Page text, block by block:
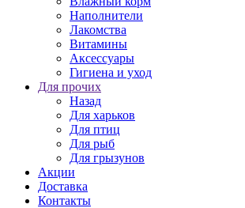
Наполнители
Лакомства
Витамины
Аксессуары
Гигиена и уход
Для прочих
Назад
Для харьков
Для птиц
Для рыб
Для грызунов
Акции
Доставка
Контакты